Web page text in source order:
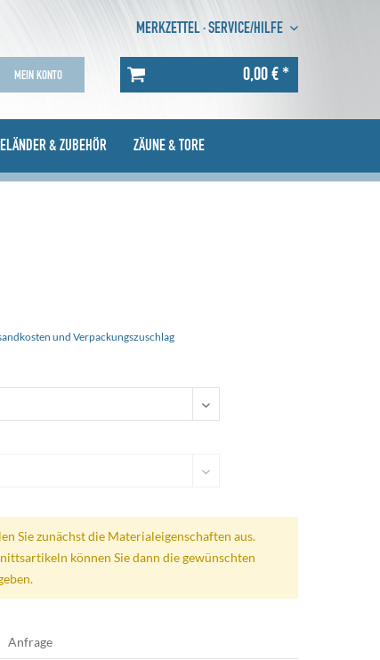
MERKZETTEL·SERVICE/HILFE
MEIN KONTO 0,00 € *
& ZUBEHÖR ZÄUNE & TORE
und Verpackungszuschlag
Sie zunächst die Materialeigenschaften aus.
können Sie dann die gewünschten
Anfrage